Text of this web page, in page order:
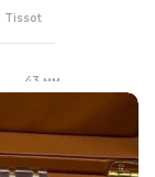
Tissot
43 мм